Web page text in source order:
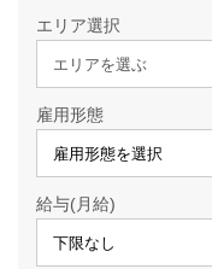
エリア選択
エリアを選ぶ
雇用形態
給与(月給)